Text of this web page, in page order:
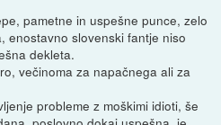
pametne in uspešne punce, zelo
enostavno slovenski fantje niso
dekleta.
večinoma za napačnega ali za
probleme z moškimi idioti, še